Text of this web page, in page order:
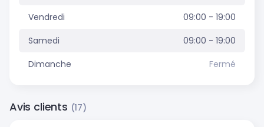
Vendredi
09:00 - 19:00
Samedi
09:00 - 19:00
Dimanche
Fermé
Avis clients (17)